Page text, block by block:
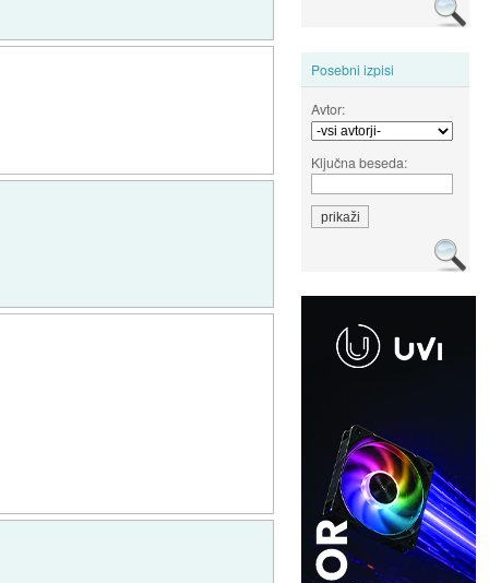
Posebni izpisi
Avtor:
Ključna beseda: